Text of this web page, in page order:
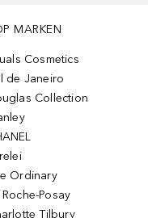
MARKEN
Cosmetics
de Janeiro
Collection
Ordinary
Posay
Tilbury